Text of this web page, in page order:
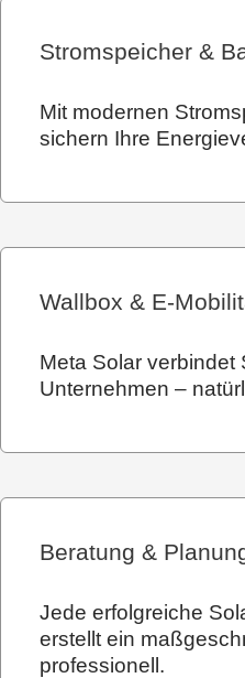
Stromspeicher &
Mit modernen
sichern Ihre
Wallbox & E-
Meta Solar verbindet
Unternehmen –
Beratung &
Jede erfolgreiche
erstellt ein
professionell.